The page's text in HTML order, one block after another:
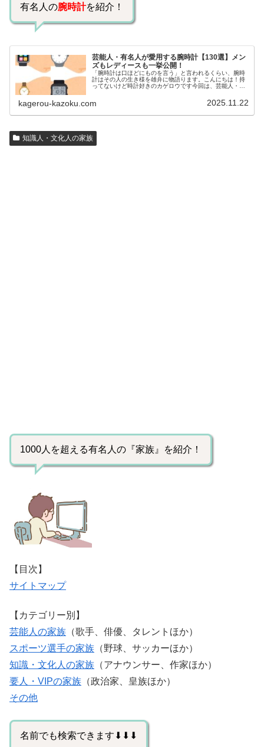
有名人の腕時計を紹介！
芸能人・有名人が愛用する腕時計【130選】メン
ズもレディースも一挙公開！
「腕時計は口ほどにものを言う」と言われるくらい、腕時
計はその人の生き様を雄弁に物語ります。こんにちは！持
ってないけど時計好きのカゲロウです今回は、芸能人・有
kagerou-kazoku.com 2025.11.22
知識人・文化人の家族
1000人を超える有名人の『家族』を紹介！
【目次】
サイトマップ
【カテゴリー別】
芸能人の家族 （歌手、俳優、タレントほか）
スポーツ選手の家族 （野球、サッカーほか）
知識・文化人の家族 （アナウンサー、作家ほか）
要人・VIPの家族 （政治家、皇族ほか）
その他
名前でも検索できます⬇⬇⬇